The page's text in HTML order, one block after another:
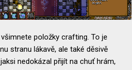
položky crafting. To je
stranu lákavě, ale také děsivě
nedokázal přijít na chuť hrám,